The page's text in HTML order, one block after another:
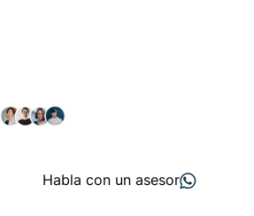
Habla con un asesor